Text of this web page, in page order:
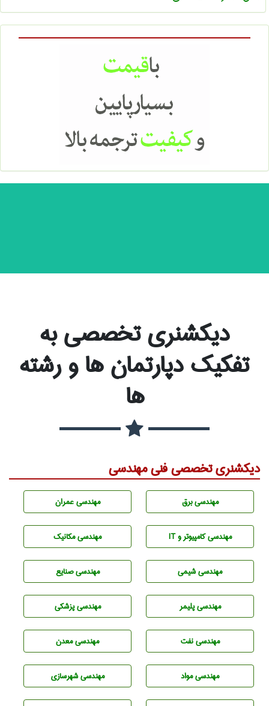
دیکشنری تخصصی به
تفکیک دپارتمان ها و رشته
ها
دیکشنری تخصصی فنی مهندسی
مهندسی برق مهندسی عمران
مهندسی كامپيوتر و IT مهندسی مکانیک
مهندسي شيمی مهندسی صنايع
مهندسی پليمر مهندسی پزشکی
مهندسی نفت مهندسی معدن
مهندسی مواد مهندسی شهرسازی